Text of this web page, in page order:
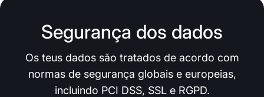
Segurança dos dados
Os teus dados são tratados de acordo com
normas de segurança globais e europeias,
incluindo PCI DSS, SSL e RGPD.